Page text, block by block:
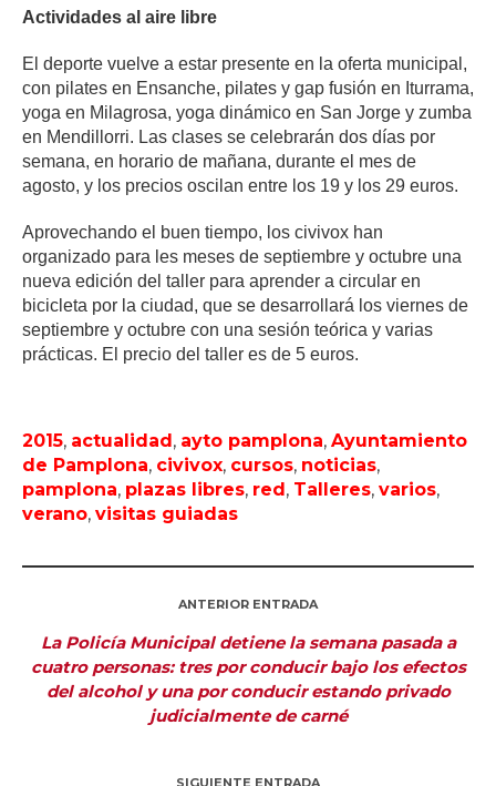
Actividades al aire libre
El deporte vuelve a estar presente en la oferta municipal,
con pilates en Ensanche, pilates y gap fusión en Iturrama,
yoga en Milagrosa, yoga dinámico en San Jorge y zumba
en Mendillorri. Las clases se celebrarán dos días por
semana, en horario de mañana, durante el mes de
agosto, y los precios oscilan entre los 19 y los 29 euros.
Aprovechando el buen tiempo, los civivox han
organizado para les meses de septiembre y octubre una
nueva edición del taller para aprender a circular en
bicicleta por la ciudad, que se desarrollará los viernes de
septiembre y octubre con una sesión teórica y varias
prácticas. El precio del taller es de 5 euros.
2015, actualidad , ayto pamplona, Ayuntamiento
de Pamplona, civivox, cursos, noticias,
pamplona, plazas libres, red , Talleres, varios,
verano, visitas guiadas
ANTERIOR ENTRADA
La Policía Municipal detiene la semana pasada a
cuatro personas: tres por conducir bajo los efectos
del alcohol y una por conducir estando privado
judicialmente de carné
SIGUIENTE ENTRADA